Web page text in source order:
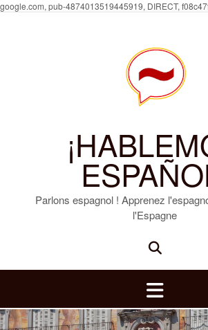
google.com, pub-4874013519445919, DIRECT,
Parlons espagnol ! Apprenez
l'Espagne